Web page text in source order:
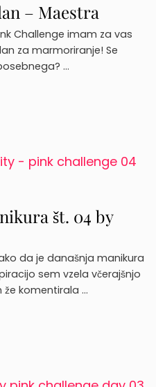
– Maestra
Challenge imam za vas
za marmoriranje! Se
…
št. 04 by
da je današnja manikura
sem vzela včerajšnjo
že komentirala …